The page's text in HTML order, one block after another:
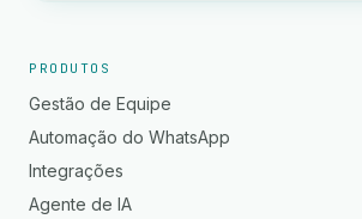
PRODUTOS
Gestão de Equipe
Automação do WhatsApp
Integrações
Agente de IA